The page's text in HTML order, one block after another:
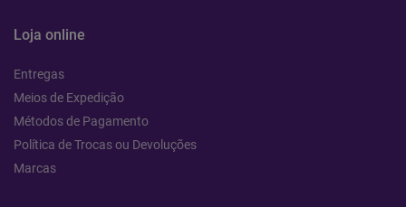
Loja online
Entregas
Meios de Expedição
Métodos de Pagamento
Política de Trocas ou Devoluções
Marcas